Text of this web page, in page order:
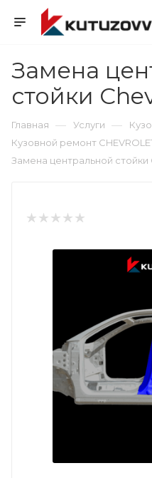
Замена
стойки
Главная — Услуги —
Кузовной ремонт
Замена центральной стойки